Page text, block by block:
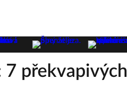
7 překvapivých